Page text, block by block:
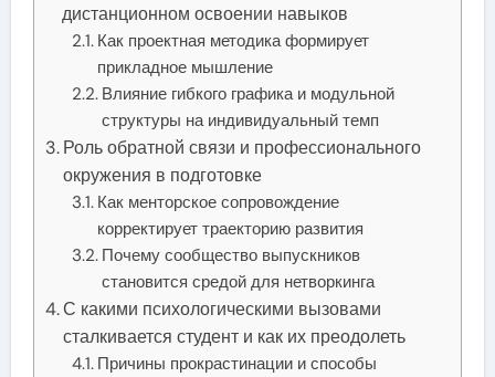
дистанционном освоении навыков
Как проектная методика формирует
прикладное мышление
Влияние гибкого графика и модульной
структуры на индивидуальный темп
Роль обратной связи и профессионального
окружения в подготовке
Как менторское сопровождение
корректирует траекторию развития
Почему сообщество выпускников
становится средой для нетворкинга
С какими психологическими вызовами
сталкивается студент и как их преодолеть
Причины прокрастинации и способы